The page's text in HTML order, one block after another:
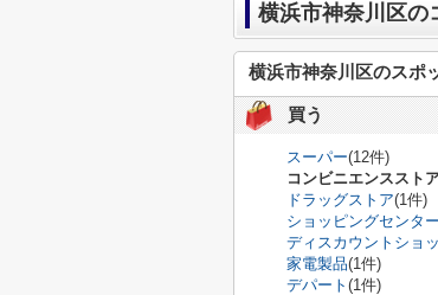
横浜市神奈川区の
横浜市神奈川区のスポ
買う
スーパー(12件)
コンビニエンススト
ドラッグストア(1件)
ショッピングセンター
ディスカウントショ
家電製品(1件)
デパート (1件)